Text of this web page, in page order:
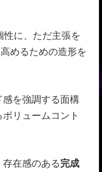
に、ただ主張を
めるための造形を
を強調する面構
リュームコント
在感のある完成